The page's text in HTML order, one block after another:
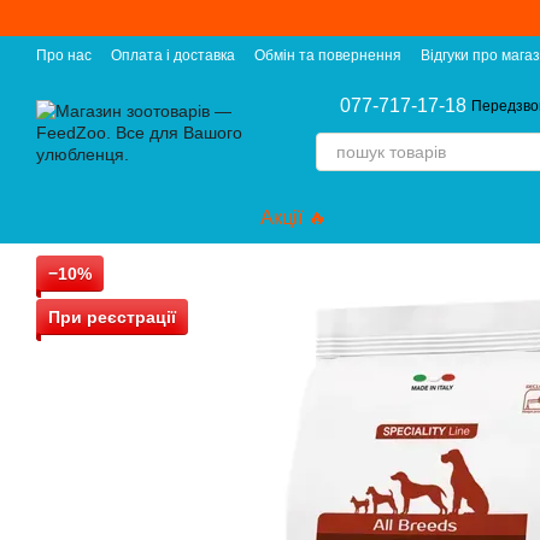
Про нас Оплата і доставка Обмін та повернення Відгуки про
077-717-17-18
Акції 🔥
−10%
При реєстрації